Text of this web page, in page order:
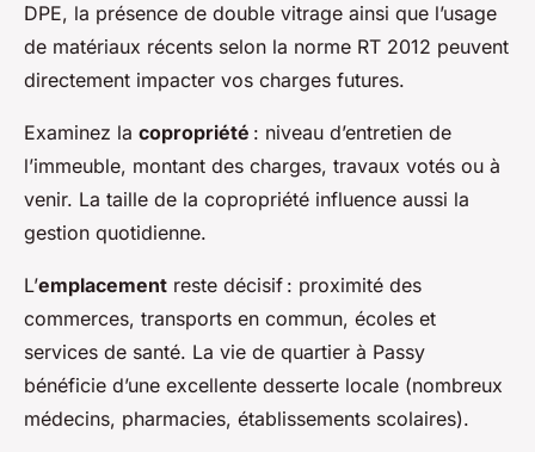
DPE, la présence de double vitrage ainsi que l’usage
de matériaux récents selon la norme RT 2012 peuvent
directement impacter vos charges futures.
Examinez la copropriété : niveau d’entretien de
l’immeuble, montant des charges, travaux votés ou à
venir. La taille de la copropriété influence aussi la
gestion quotidienne.
L’emplacement reste décisif : proximité des
commerces, transports en commun, écoles et
services de santé. La vie de quartier à Passy
bénéficie d’une excellente desserte locale (nombreux
médecins, pharmacies, établissements scolaires).